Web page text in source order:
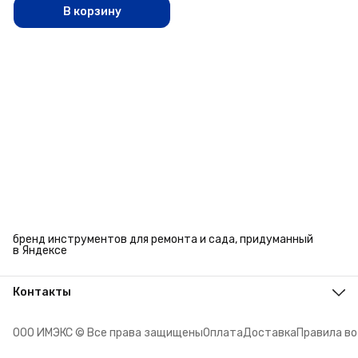
В корзину
бренд инструментов для ремонта и сада, придуманный
в Яндексе
Контакты
Телефон
ООО ИМЭКС © Все права защищеныОплатаДоставкаПравила